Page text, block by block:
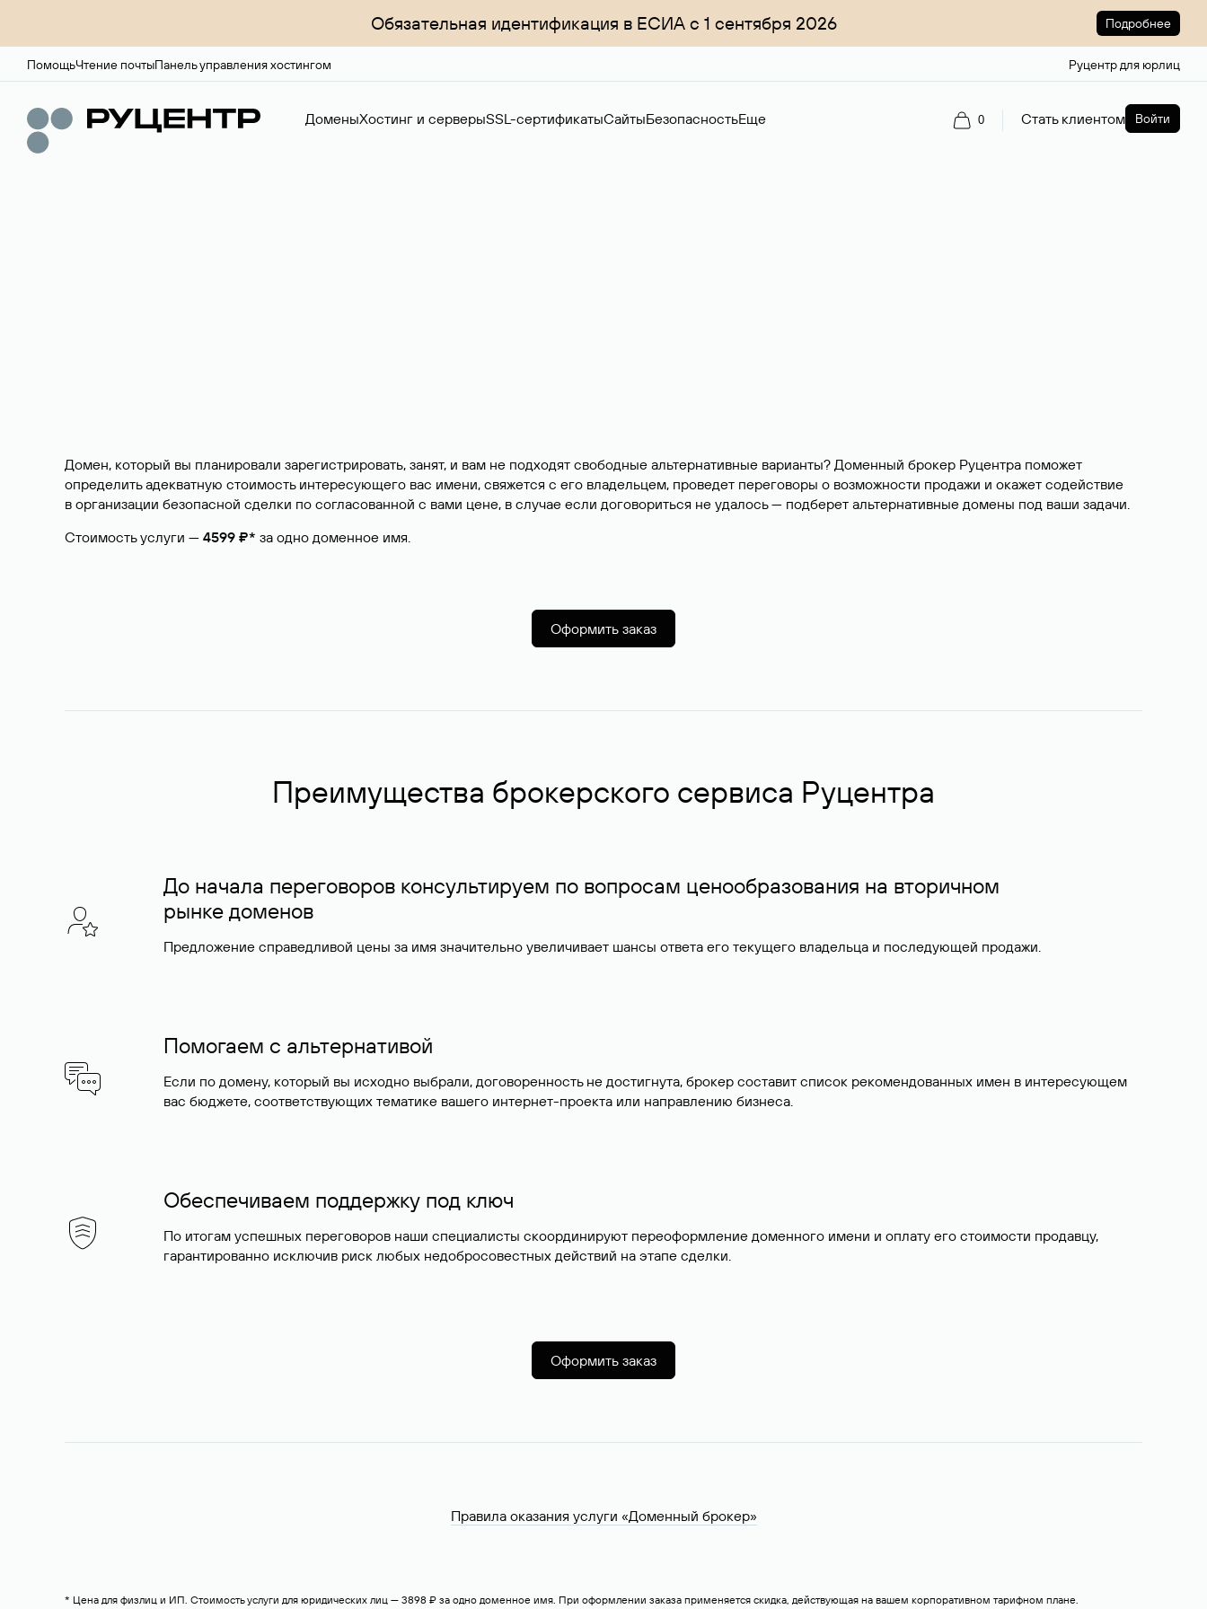
Обязательная идентификация в ЕСИА с 1 сентября 2026 Подробнее
ПомощьЧтение почтыПанель управления хостингом Руцентр для юрлиц
ДоменыХостинг и серверыSSL-сертификатыСайтыБезопасностьЕще 0 Стать клиентом Войти
Домен, который вы планировали зарегистрировать, занят, и вам не подходят свободные альтернативные варианты? Доменный брокер Руцентра поможет
определить адекватную стоимость интересующего вас имени, свяжется с его владельцем, проведет переговоры о возможности продажи и окажет содействие
в организации безопасной сделки по согласованной с вами цене, в случае если договориться не удалось — подберет альтернативные домены под ваши задачи.
Стоимость услуги — 4599 ₽* за одно доменное имя.
Оформить заказ
Преимущества брокерского сервиса Руцентра
До начала переговоров консультируем по вопросам ценообразования на вторичном
рынке доменов
Предложение справедливой цены за имя значительно увеличивает шансы ответа его текущего владельца и последующей продажи.
Помогаем с альтернативой
Если по домену, который вы исходно выбрали, договоренность не достигнута, брокер составит список рекомендованных имен в интересующем
вас бюджете, соответствующих тематике вашего интернет-проекта или направлению бизнеса.
Обеспечиваем поддержку под ключ
По итогам успешных переговоров наши специалисты скоординируют переоформление доменного имени и оплату его стоимости продавцу,
гарантированно исключив риск любых недобросовестных действий на этапе сделки.
Оформить заказ
Правила оказания услуги «Доменный брокер»
* Цена для физлиц и ИП. Стоимость услуги для юридических лиц — 3898 ₽ за одно доменное имя. При оформлении заказа применяется скидка, действующая на вашем корпоративном тарифном плане.